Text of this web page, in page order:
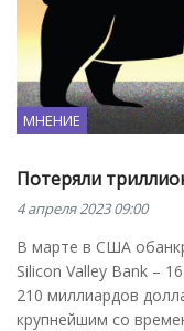
МНЕНИЕ
Потеряли
4 апреля 2023 09:00
В марте в США
Silicon Valley Bank –
210 миллиардов
крупнейшим со